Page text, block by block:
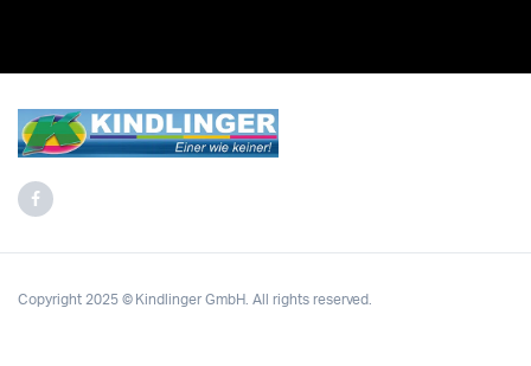
Copyright 2025 © Kindlinger GmbH. All rights reserved.